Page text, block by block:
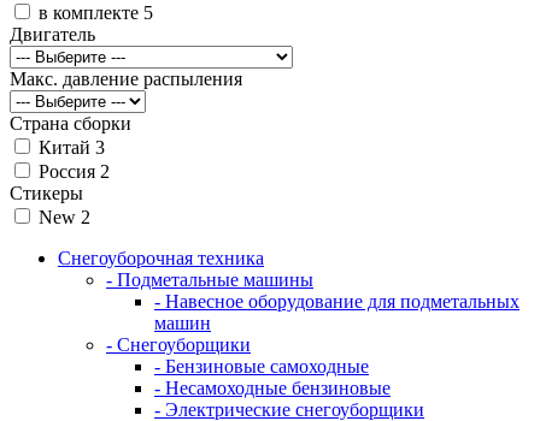
в комплекте 5
Двигатель
Макс. давление распыления
Страна сборки
Китай 3
Россия 2
Стикеры
New 2
Снегоуборочная техника
- Подметальные машины
- Навесное оборудование для подметальных
машин
- Снегоуборщики
- Бензиновые самоходные
- Несамоходные бензиновые
- Электрические снегоуборщики